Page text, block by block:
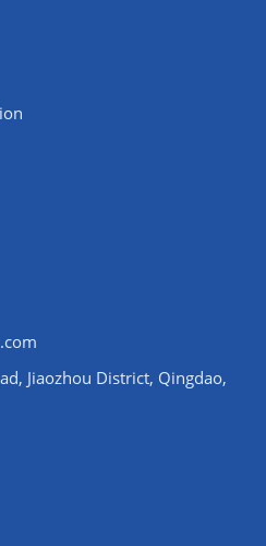
Jiaozhou District, Qingdao,